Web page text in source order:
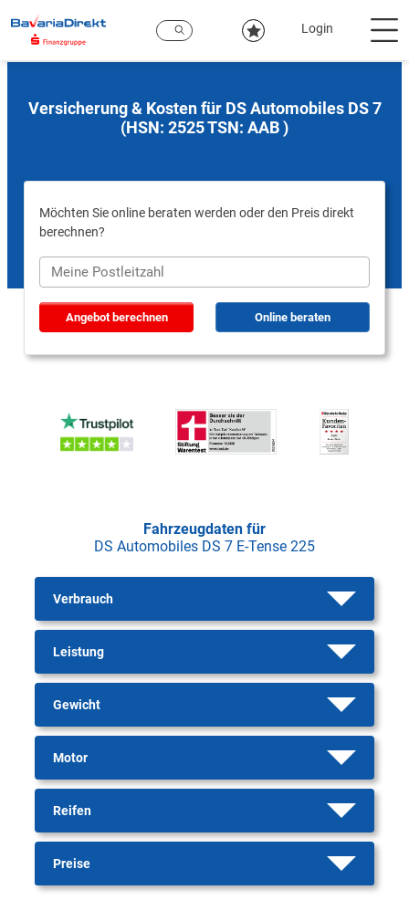
Hauptinhalt
Login
Versicherung & Kosten für DS Automobiles DS 7
(HSN: 2525 TSN: AAB )
Möchten Sie online beraten werden oder den Preis direkt
berechnen?
Angebot berechnen Online beraten
Fahrzeugdaten für
DS Automobiles DS 7 E-Tense 225
Verbrauch
Leistung
Gewicht
Motor
Reifen
Preise